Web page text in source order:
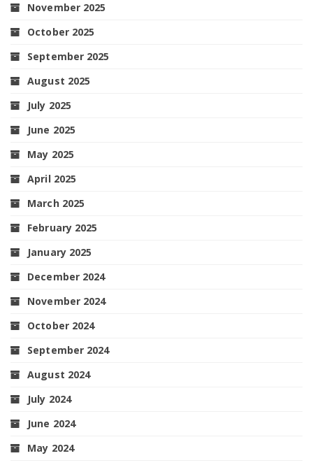
November 2025
October 2025
September 2025
August 2025
July 2025
June 2025
May 2025
April 2025
March 2025
February 2025
January 2025
December 2024
November 2024
October 2024
September 2024
August 2024
July 2024
June 2024
May 2024